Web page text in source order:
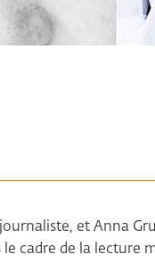
et Anna
cadre de la lecture